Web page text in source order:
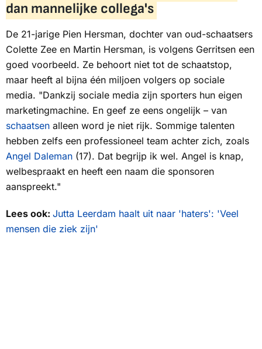
dan mannelijke collega's
De 21-jarige Pien Hersman, dochter van oud-schaatsers
Colette Zee en Martin Hersman, is volgens Gerritsen een
goed voorbeeld. Ze behoort niet tot de schaatstop,
maar heeft al bijna één miljoen volgers op sociale
media. "Dankzij sociale media zijn sporters hun eigen
marketingmachine. En geef ze eens ongelijk – van
schaatsen alleen word je niet rijk. Sommige talenten
hebben zelfs een professioneel team achter zich, zoals
Angel Daleman (17). Dat begrijp ik wel. Angel is knap,
welbespraakt en heeft een naam die sponsoren
aanspreekt."
Lees ook: Jutta Leerdam haalt uit naar 'haters': 'Veel
mensen die ziek zijn'